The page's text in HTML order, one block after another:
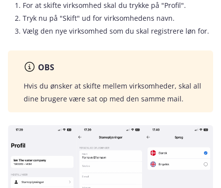
For at skifte virksomhed skal du trykke på "Profil".
Tryk nu på "Skift" ud for virksomhedens navn.
Vælg den nye virksomhed som du skal registrere løn for.
OBS
Hvis du ønsker at skifte mellem virksomheder, skal all
dine brugere være sat op med den samme mail.